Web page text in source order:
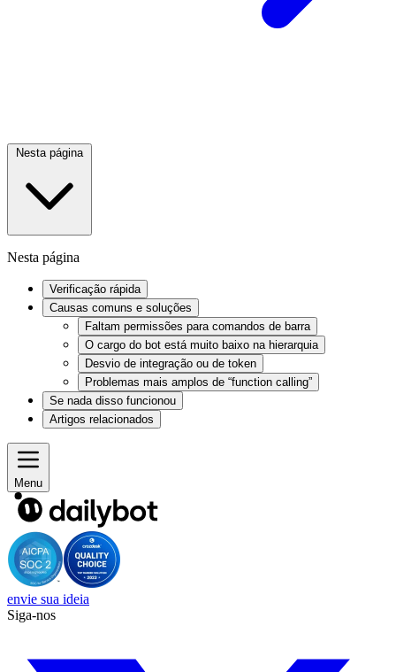
Nesta página
Nesta página
Verificação rápida
Causas comuns e soluções
Faltam permissões para comandos de barra
O cargo do bot está muito baixo na hierarquia
Desvio de integração ou de token
Problemas mais amplos de “function calling”
Se nada disso funcionou
Artigos relacionados
Menu
envie sua ideia
Siga-nos